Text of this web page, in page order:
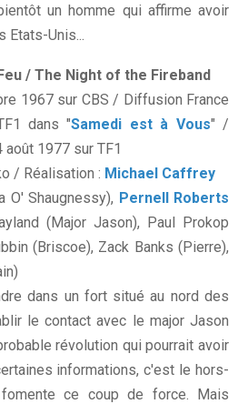
un homme qui affirme avoir
Unis...
/ The Night of the Fireband
1967 sur CBS / Diffusion France
dans "Samedi est à Vous" /
1977 sur TF1
/ Réalisation : Michael Caffrey
O' Shaugnessy), Pernell Roberts
(Major Jason), Paul Prokop
(Briscoe), Zack Banks (Pierre),
dans un fort situé au nord des
le contact avec le major Jason
révolution qui pourrait avoir
informations, c'est le hors-
ce coup de force. Mais